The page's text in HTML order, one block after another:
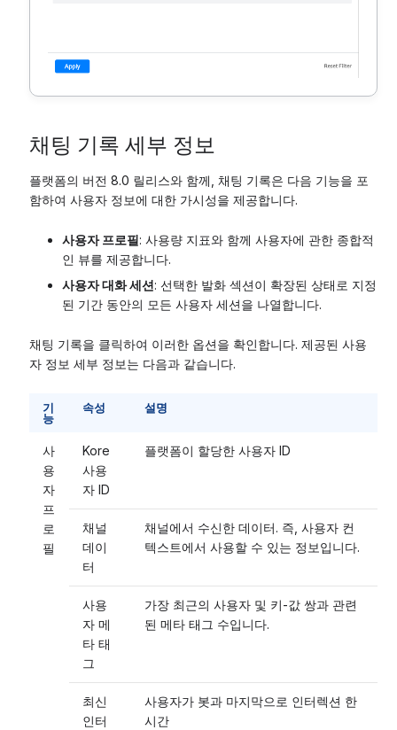
채팅 기록 세부 정보
플랫폼의 버전 8.0 릴리스와 함께, 채팅 기록은 다음 기능을 포
함하여 사용자 정보에 대한 가시성을 제공합니다.
사용자 프로필: 사용량 지표와 함께 사용자에 관한 종합적
인 뷰를 제공합니다.
사용자 대화 세션: 선택한 발화 섹션이 확장된 상태로 지정
된 기간 동안의 모든 사용자 세션을 나열합니다.
채팅 기록을 클릭하여 이러한 옵션을 확인합니다. 제공된 사용
자 정보 세부 정보는 다음과 같습니다.
기
능
속성 설명
사
용
자
프
로
필
Kore
사용
자 ID
플랫폼이 할당한 사용자 ID
채널
데이
터
채널에서 수신한 데이터. 즉, 사용자 컨
텍스트에서 사용할 수 있는 정보입니다.
사용
자 메
타 태
그
가장 최근의 사용자 및 키-값 쌍과 관련
된 메타 태그 수입니다.
최신
인터
사용자가 봇과 마지막으로 인터렉션 한
시간